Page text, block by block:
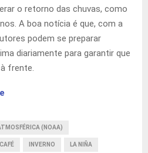
o retorno das chuvas, como
A boa notícia é que, com a
podem se preparar
diariamente para garantir que
frente.
(NOAA)
INVERNO LA NIÑA